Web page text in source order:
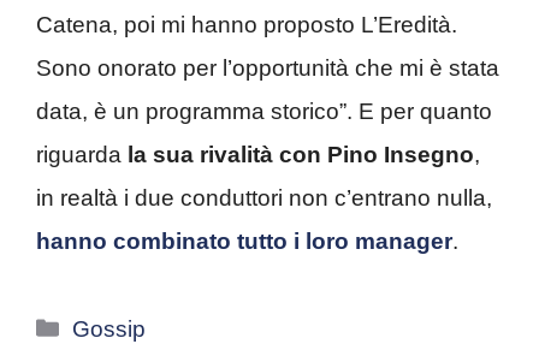
Catena, poi mi hanno proposto L’Eredità.
Sono onorato per l’opportunità che mi è stata
data, è un programma storico”. E per quanto
riguarda la sua rivalità con Pino Insegno,
in realtà i due conduttori non c’entrano nulla,
hanno combinato tutto i loro manager.
Categorie
Gossip